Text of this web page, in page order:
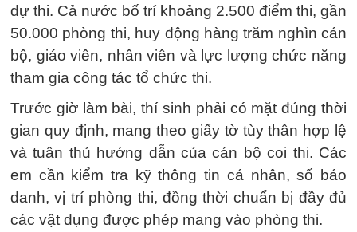
dự thi. Cả nước bố trí khoảng 2.500 điểm thi, gần
50.000 phòng thi, huy động hàng trăm nghìn cán
bộ, giáo viên, nhân viên và lực lượng chức năng
tham gia công tác tổ chức thi.
Trước giờ làm bài, thí sinh phải có mặt đúng thời
gian quy định, mang theo giấy tờ tùy thân hợp lệ
và tuân thủ hướng dẫn của cán bộ coi thi. Các
em cần kiểm tra kỹ thông tin cá nhân, số báo
danh, vị trí phòng thi, đồng thời chuẩn bị đầy đủ
các vật dụng được phép mang vào phòng thi.